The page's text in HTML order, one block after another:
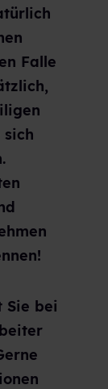
Falle
sich
Sie bei